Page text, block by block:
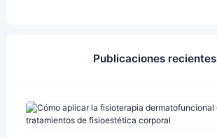
Publicaciones recientes